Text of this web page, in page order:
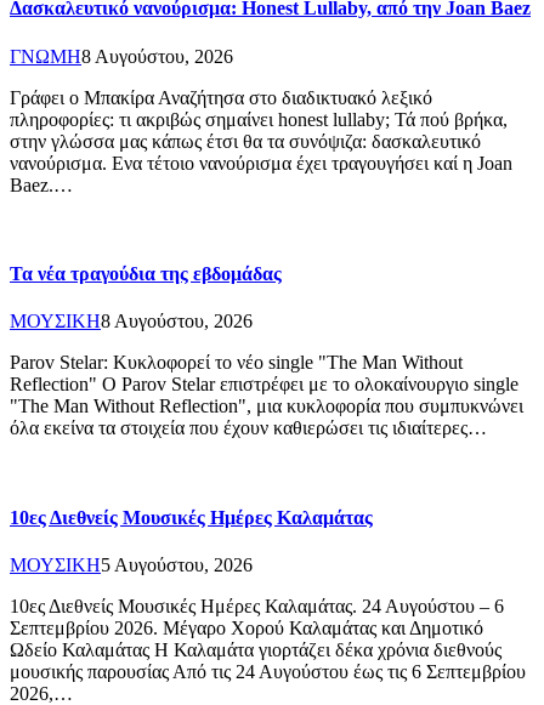
Δασκαλευτικό νανούρισμα: Honest Lullaby, από την Joan Baez
ΓΝΩΜΗ8 Αυγούστου, 2026
Γράφει ο Μπακίρα Αναζήτησα στο διαδικτυακό λεξικό
πληροφορίες: τι ακριβώς σημαίνει honest lullaby; Τά πού βρήκα,
στην γλώσσα μας κάπως έτσι θα τα συνόψιζα: δασκαλευτικό
νανούρισμα. Ενα τέτοιο νανούρισμα έχει τραγουγήσει καί η Joan
Baez.…
Τα νέα τραγούδια της εβδομάδας
ΜΟΥΣΙΚΗ8 Αυγούστου, 2026
Parov Stelar: Κυκλοφορεί το νέο single "The Man Without
Reflection" Ο Parov Stelar επιστρέφει με το ολοκαίνουργιο single
"The Man Without Reflection", μια κυκλοφορία που συμπυκνώνει
όλα εκείνα τα στοιχεία που έχουν καθιερώσει τις ιδιαίτερες…
10ες Διεθνείς Μουσικές Ημέρες Καλαμάτας
ΜΟΥΣΙΚΗ5 Αυγούστου, 2026
10ες Διεθνείς Μουσικές Ημέρες Καλαμάτας. 24 Αυγούστου – 6
Σεπτεμβρίου 2026. Μέγαρο Χορού Καλαμάτας και Δημοτικό
Ωδείο Καλαμάτας Η Καλαμάτα γιορτάζει δέκα χρόνια διεθνούς
μουσικής παρουσίας Από τις 24 Αυγούστου έως τις 6 Σεπτεμβρίου
2026,…